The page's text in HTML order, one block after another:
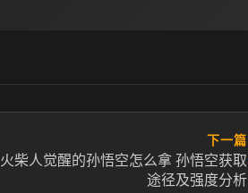
下一篇
火柴人觉醒的孙悟空怎么拿 孙悟空获取
途径及强度分析